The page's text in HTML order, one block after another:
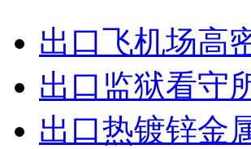
出口飞机场高
出口监狱看守
出口热镀锌金